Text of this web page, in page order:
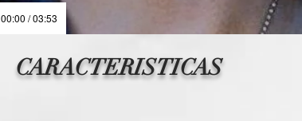
00:00 / 03:53
CARACTERISTICAS